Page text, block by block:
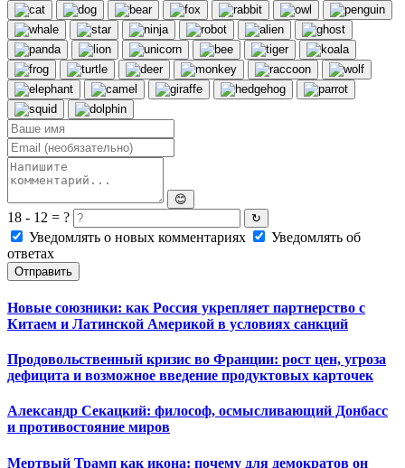
😊
18 - 12 = ? ↻
Уведомлять о новых комментариях
Уведомлять об
ответах
Отправить
Новые союзники: как Россия укрепляет партнерство с
Китаем и Латинской Америкой в условиях санкций
Продовольственный кризис во Франции: рост цен, угроза
дефицита и возможное введение продуктовых карточек
Александр Секацкий: философ, осмысливающий Донбасс
и противостояние миров
Мертвый Трамп как икона: почему для демократов он